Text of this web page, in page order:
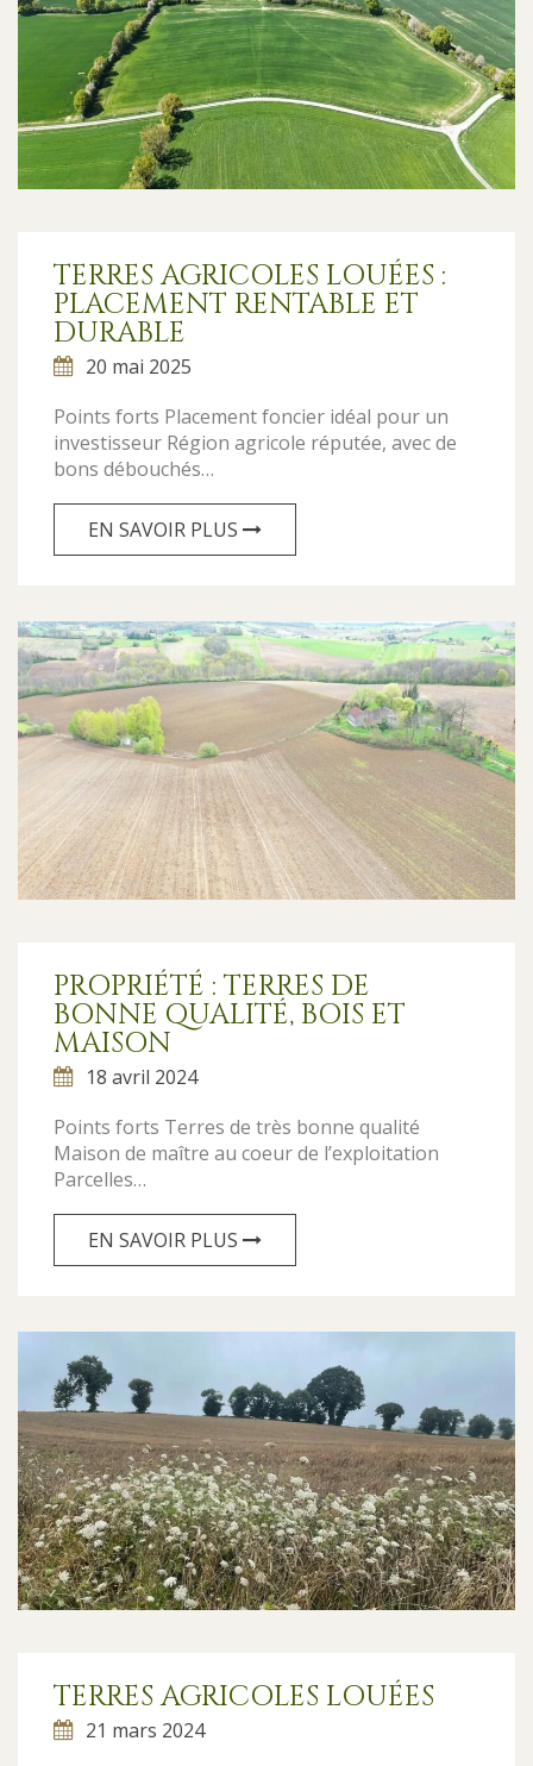
TERRES AGRICOLES LOUÉES :
PLACEMENT RENTABLE ET
DURABLE
20 mai 2025
Points forts Placement foncier idéal pour un
investisseur Région agricole réputée, avec de
bons débouchés…
EN SAVOIR PLUS
PROPRIÉTÉ : TERRES DE
BONNE QUALITÉ, BOIS ET
MAISON
18 avril 2024
Points forts Terres de très bonne qualité
Maison de maître au coeur de l’exploitation
Parcelles…
EN SAVOIR PLUS
TERRES AGRICOLES LOUÉES
21 mars 2024